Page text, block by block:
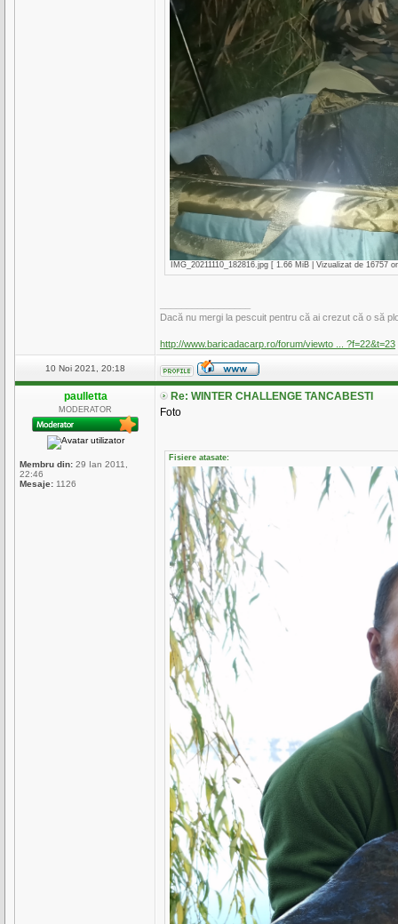
IMG_20211110_182816.jpg [ 1.66 MiB | Vizualizat de 16757
Dacă nu mergi la pescuit pentru că ai crezut că o să
http://www.baricadacarp.ro/forum/viewto ... ?f=22&t=23
10 Noi 2021, 20:18
paulletta
MODERATOR
Membru din: 29 Ian 2011,
22:46
Mesaje: 1126
Re: WINTER CHALLENGE TANCABESTI
Foto
Fisiere atasate: